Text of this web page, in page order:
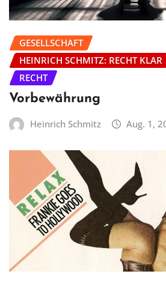
GESELLSCHAFT
HEINRICH SCHMITZ: RECHT KLAR
RECHT
Vorbewährung
Heinrich Schmitz Aug. 1,